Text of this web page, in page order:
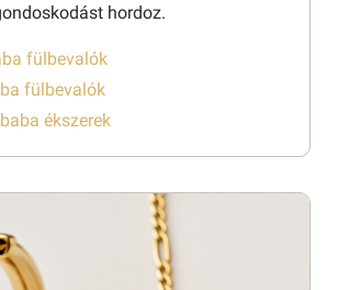
hordoz.
fülbevalók
fülbevalók
ékszerek